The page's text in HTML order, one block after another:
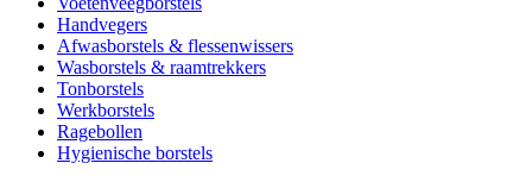
Handvegers
Afwasborstels & flessenwissers
Wasborstels & raamtrekkers
Tonborstels
Werkborstels
Ragebollen
Hygienische borstels